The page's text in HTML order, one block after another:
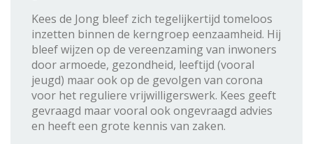
Kees de Jong bleef zich tegelijkertijd tomeloos
inzetten binnen de kerngroep eenzaamheid. Hij
bleef wijzen op de vereenzaming van inwoners
door armoede, gezondheid, leeftijd (vooral
jeugd) maar ook op de gevolgen van corona
voor het reguliere vrijwilligerswerk. Kees geeft
gevraagd maar vooral ook ongevraagd advies
en heeft een grote kennis van zaken.